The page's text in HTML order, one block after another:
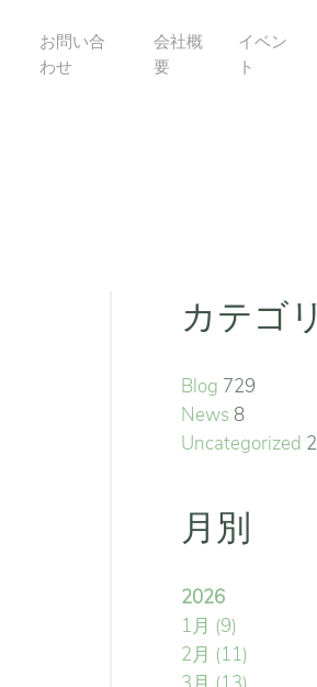
お問い合
わせ
会社概
要
イベン
ト
カテゴリ
Blog 729
News 8
Uncategorized 2
月別
2026
1月 (9)
2月 (11)